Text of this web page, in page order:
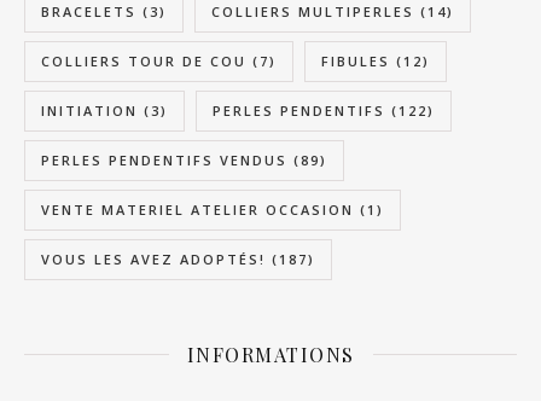
BRACELETS (3) COLLIERS MULTIPERLES (14)
COLLIERS TOUR DE COU (7) FIBULES (12)
INITIATION (3) PERLES PENDENTIFS (122)
PERLES PENDENTIFS VENDUS (89)
VENTE MATERIEL ATELIER OCCASION (1)
VOUS LES AVEZ ADOPTÉS! (187)
INFORMATIONS